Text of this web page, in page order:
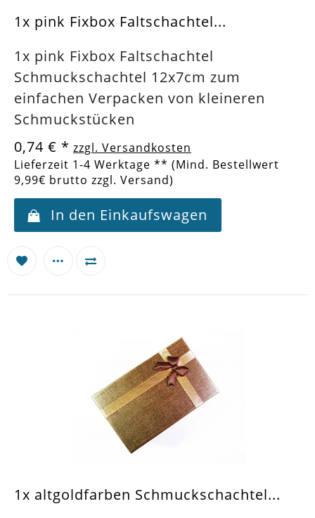
1x pink Fixbox Faltschachtel...
1x pink Fixbox Faltschachtel
Schmuckschachtel 12x7cm zum
einfachen Verpacken von kleineren
Schmuckstücken
0,74 € * zzgl. Versandkosten
Lieferzeit 1-4 Werktage ** (Mind. Bestellwert
9,99€ brutto zzgl. Versand)
In den Einkaufswagen
1x altgoldfarben Schmuckschachtel...